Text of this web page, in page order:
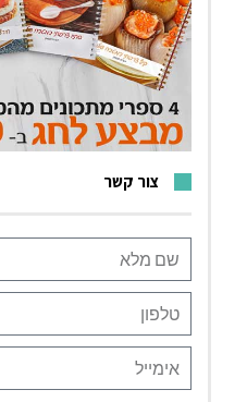
צור קשר